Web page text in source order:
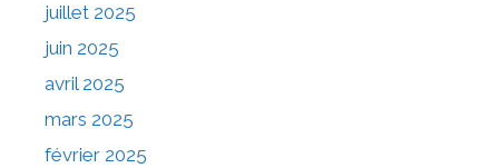
juillet 2025
juin 2025
avril 2025
mars 2025
février 2025